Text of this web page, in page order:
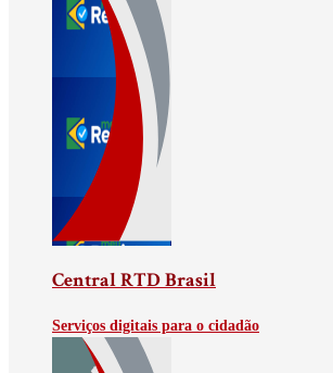
Central RTD Brasil
Serviços digitais para o cidadão